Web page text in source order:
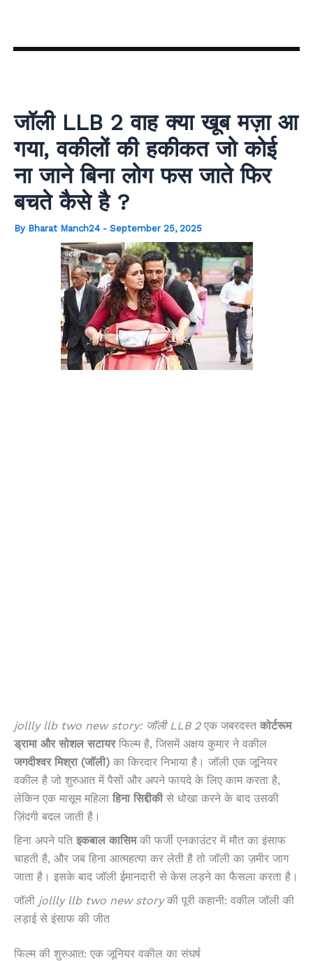
content
जॉली LLB 2 वाह क्या खूब मज़ा आ
गया, वकीलों की हकीकत जो कोई
ना जाने बिना लोग फस जाते फिर
बचते कैसे है ?
By Bharat Manch24 - September 25, 2025
jollly llb two new story: जॉली LLB 2एक जबरदस्त कोर्टरूम
ड्रामा और सोशल सटायरफिल्म है, जिसमें अक्षय कुमार ने वकील
जगदीश्वर मिश्रा (जॉली) का किरदार निभाया है। जॉली एक जूनियर
वकील है जो शुरुआत में पैसों और अपने फायदे के लिए काम करता है,
लेकिन एक मासूम महिला हिना सिद्दीकीसे धोखा करने के बाद उसकी
ज़िंदगी बदल जाती है।
हिना अपने पति इकबाल कासिमकी फर्जी एनकाउंटर में मौत का इंसाफ
चाहती है, और जब हिना आत्महत्या कर लेती है तो जॉली का ज़मीर जाग
जाता है। इसके बाद जॉली ईमानदारी से केस लड़ने का फैसला करता है।
जॉली jollly llb two new storyकी पूरी कहानी: वकील जॉली की
लड़ाई से इंसाफ की जीत
फिल्म की शुरुआत: एक जूनियर वकील का संघर्ष